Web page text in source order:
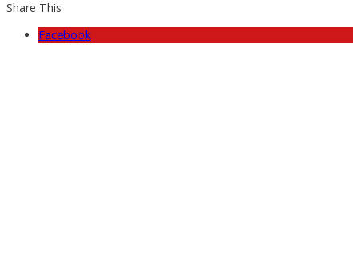
Share This
Facebook